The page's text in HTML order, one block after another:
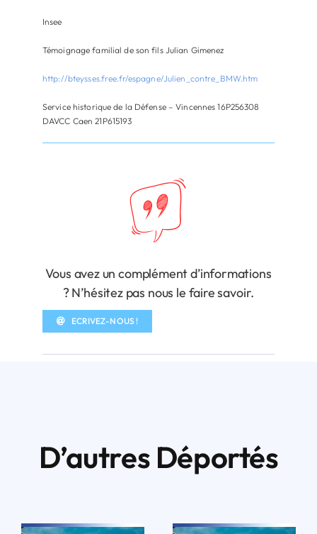
Insee
Témoignage familial de son fils Julian Gimenez
http://bteysses.free.fr/espagne/Julien_contre_BMW.htm
Service historique de la Défense – Vincennes 16P256308
DAVCC Caen 21P615193
Vous avez un complément d’informations
? N’hésitez pas nous le faire savoir.
ECRIVEZ-NOUS !
D’autres Déportés